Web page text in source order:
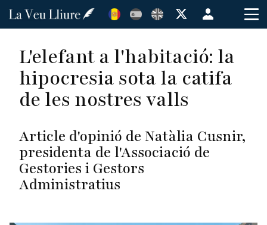
Vés
Menú
de
cuenta
de
usuario
L'elefant a l'habitació: la
hipocresia sota la catifa
de les nostres valls
Article d'opinió de Natàlia Cusnir,
presidenta de l'Associació de
Gestories i Gestors
Administratius